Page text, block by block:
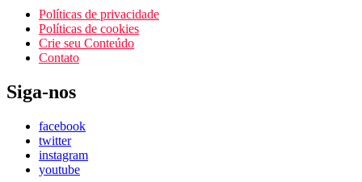
Políticas de privacidade
Políticas de cookies
Crie seu Conteúdo
Contato
Siga-nos
facebook
twitter
instagram
youtube